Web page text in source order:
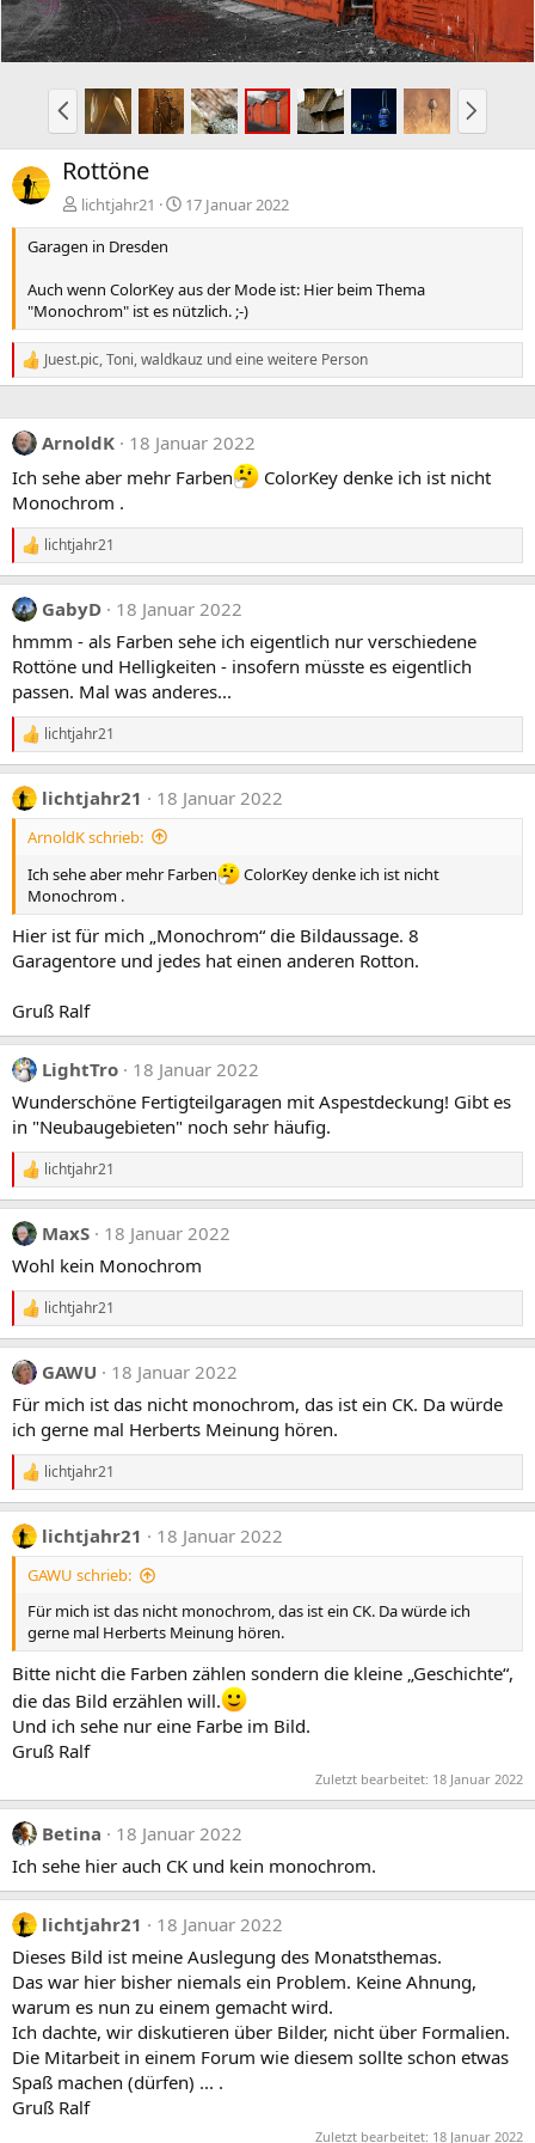
g
e
V
o
r
h
e
r
i
e
N
ä
c
t
Rottöne
lichtjahr21
17 Januar 2022
Garagen in Dresden
Auch wenn ColorKey aus der Mode ist: Hier beim Thema
"Monochrom" ist es nützlich. ;-)
R
e
k
t
i
o
n
:
Juest.pic,Toni,waldkauz und eine weitere Person
ArnoldK
18 Januar 2022
Ich sehe aber mehr Farben
ColorKey denke ich ist nicht
Monochrom .
R
e
a
k
t
i
o
n
e
:
lichtjahr21
GabyD
18 Januar 2022
hmmm - als Farben sehe ich eigentlich nur verschiedene
Rottöne und Helligkeiten - insofern müsste es eigentlich
passen. Mal was anderes...
R
e
a
k
t
n
n
:
lichtjahr21
lichtjahr21 18 Januar 2022
ArnoldK schrieb:
Ich sehe aber mehr Farben
ColorKey denke ich ist nicht
Monochrom .
Hier ist für mich „Monochrom“ die Bildaussage. 8
Garagentore und jedes hat einen anderen Rotton.
Gruß Ralf
LightTro
18 Januar 2022
Wunderschöne Fertigteilgaragen mit Aspestdeckung! Gibt es
in "Neubaugebieten" noch sehr häufig.
R
e
a
k
i
o
n
e
n
:
lichtjahr21
MaxS
18 Januar 2022
Wohl kein Monochrom
R
e
a
k
i
o
n
e
n
:
lichtjahr21
GAWU
18 Januar 2022
Für mich ist das nicht monochrom, das ist ein CK. Da würde
ich gerne mal Herberts Meinung hören.
R
e
a
k
t
e
n
:
lichtjahr21
lichtjahr21 18 Januar 2022
GAWU schrieb:
Für mich ist das nicht monochrom, das ist ein CK. Da würde ich
gerne mal Herberts Meinung hören.
Bitte nicht die Farben zählen sondern die kleine „Geschichte“,
die das Bild erzählen will.
Und ich sehe nur eine Farbe im Bild.
Gruß Ralf
Zuletzt bearbeitet: 18 Januar 2022
Betina
18 Januar 2022
Ich sehe hier auch CK und kein monochrom.
lichtjahr21
18 Januar 2022
Dieses Bild ist meine Auslegung des Monatsthemas.
Das war hier bisher niemals ein Problem. Keine Ahnung,
warum es nun zu einem gemacht wird.
Ich dachte, wir diskutieren über Bilder, nicht über Formalien.
Die Mitarbeit in einem Forum wie diesem sollte schon etwas
Spaß machen (dürfen) ... .
Gruß Ralf
Zuletzt bearbeitet: 18 Januar 2022